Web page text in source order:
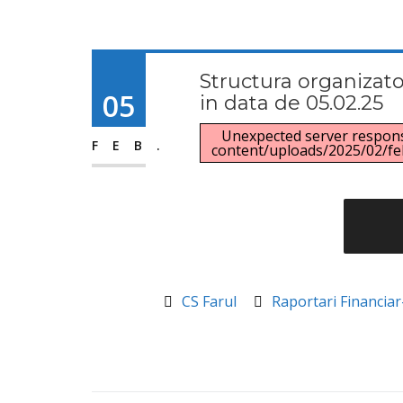
05
FEB.
Structura
in data de 05.02.25
Unexpected server
content/uploads/2025/02/
CS Farul Raportari